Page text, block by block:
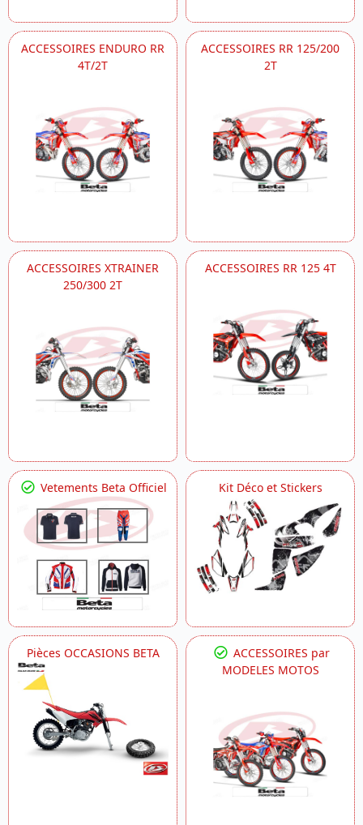
ACCESSOIRES ENDURO RR
4T/2T
ACCESSOIRES RR 125/200
2T
ACCESSOIRES XTRAINER
250/300 2T
ACCESSOIRES RR 125 4T
Vetements Beta Officiel Kit Déco et Stickers
Pièces OCCASIONS BETA
ACCESSOIRES par
MODELES MOTOS